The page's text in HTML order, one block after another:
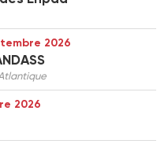
2026
2026